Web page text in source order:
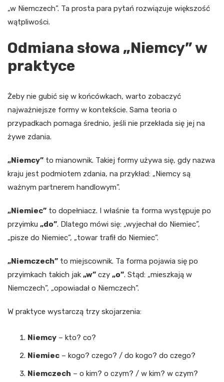
„w Niemczech”. Ta prosta para pytań rozwiązuje większość
wątpliwości.
Odmiana słowa „Niemcy” w
praktyce
Żeby nie gubić się w końcówkach, warto zobaczyć
najważniejsze formy w kontekście. Sama teoria o
przypadkach pomaga średnio, jeśli nie przekłada się jej na
żywe zdania.
„Niemcy” to mianownik. Takiej formy używa się, gdy nazwa
kraju jest podmiotem zdania, na przykład: „Niemcy są
ważnym partnerem handlowym”.
„Niemiec” to dopełniacz. I właśnie ta forma występuje po
przyimku „do”. Dlatego mówi się: „wyjechał do Niemiec”,
„pisze do Niemiec”, „towar trafił do Niemiec”.
„Niemczech” to miejscownik. Ta forma pojawia się po
przyimkach takich jak „w” czy „o”. Stąd: „mieszkają w
Niemczech”, „opowiadał o Niemczech”.
W praktyce wystarczą trzy skojarzenia:
Niemcy – kto? co?
Niemiec – kogo? czego? / do kogo? do czego?
Niemczech – o kim? o czym? / w kim? w czym?